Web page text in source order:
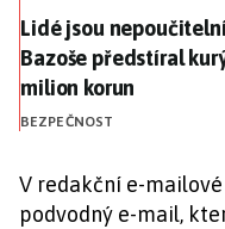
Lidé jsou
Lidé jsou
Bazoše předstíral
milion korun
BEZPEČNOST
V redakční e-
podvodný e-mail,